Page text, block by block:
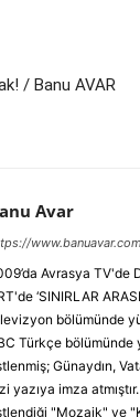
/ Banu AVAR
Avar
Avrasya TV'de
‘SINIRLAR
bölümünde
Türkçe bölümünde
Günaydın,
yazıya imza
"Mozaik" ve